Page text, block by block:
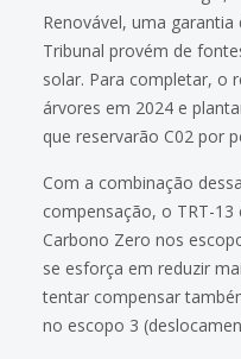
Renovável, uma
Tribunal provém de
solar. Para completar, o
árvores em 2024 e
que reservarão C02 por
Com a combinação
compensação, o TRT-
Carbono Zero nos
se esforça em reduzir
tentar compensar
no escopo 3